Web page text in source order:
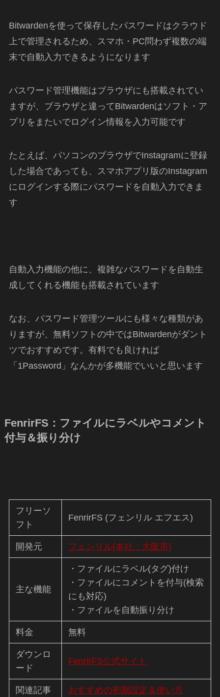
Bitwardenを使って保存したパスワードはクラウド
上で管理されるため、スマホ・PC問わず複数の端
末で自動入力できるようになります
パスワード管理機能はブラウザにも搭載されてい
ますが、ブラウザと違ってBitwardenはソフト・ア
プリをまたいでログイン情報を入力可能です
たとえば、パソコンのブラウザでInstagramに登録
した場合であっても、スマホアプリ版のInstagram
にログインする際にパスワードを自動入力できま
す
自動入力機能の他に、複雑なパスワードを自動生
成してくれる機能も搭載されています
なお、パスワード管理ツールにも様々な種類があ
りますが、無料ソフトの中ではBitwardenがダント
ツでおすすめです。有料でも良ければ
「1Password」なんかが多機能でいいと思います
FenrirFS：ファイルにラベルやコメント
付与＆振り分け
フリーソ
フト
FenrirFS (フェンリル エフエス)
開発元 フェンリル(本社：大阪市)
主な機能
・ファイルにラベル(タグ)付け
・ファイルにコメントを付与(検索
にも対応)
・ファイルを自動振り分け
料金 無料
ダウンロ
ード
FenrirFS公式サイト
関連記事 おすすめの初期設定＆使い方